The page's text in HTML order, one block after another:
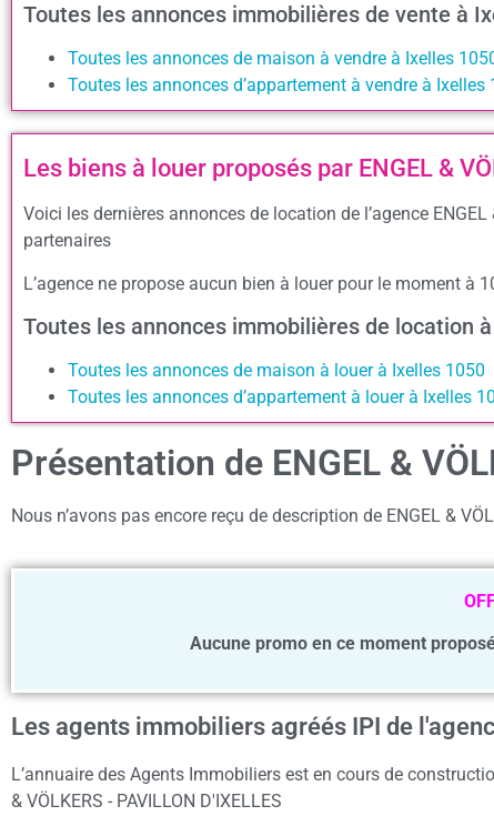
Toutes les annonces immobilières de vente à
Toutes les annonces de maison à vendre à Ixelles
Toutes les annonces d’appartement à vendre à Ixelles
Les biens à louer proposés par ENGEL &
Voici les dernières annonces de location de l’agence
partenaires
L’agence ne propose aucun bien à louer pour le moment à
Toutes les annonces immobilières de location
Toutes les annonces de maison à louer à Ixelles 1050
Toutes les annonces d’appartement à louer à Ixelles
Présentation de ENGEL &
Nous n’avons pas encore reçu de description de ENGEL &
Aucune promo en ce moment
Les agents immobiliers agréés IPI de
L’annuaire des Agents Immobiliers est en cours de
& VÖLKERS - PAVILLON D'IXELLES